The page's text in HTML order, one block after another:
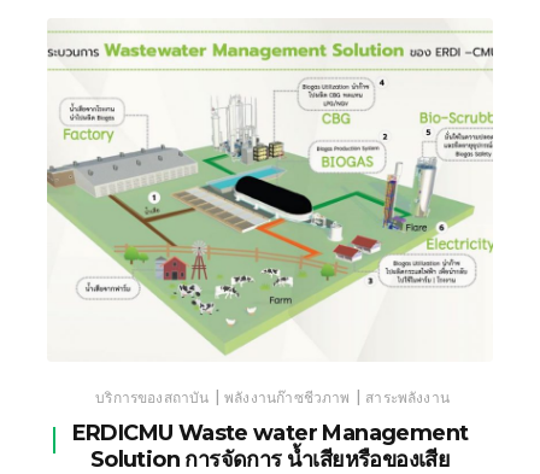
บริการของสถาบัน | พลังงานก๊าซชีวภาพ | สาระพลังงาน
ERDICMU Waste water Management
Solution การจัดการ น้ำเสียหรือของเสีย